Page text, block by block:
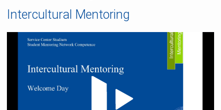
Intercultural Mentoring